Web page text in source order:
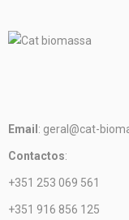
Email : geral@cat-
Contactos:
+351 253 069 561
+351 916 856 125